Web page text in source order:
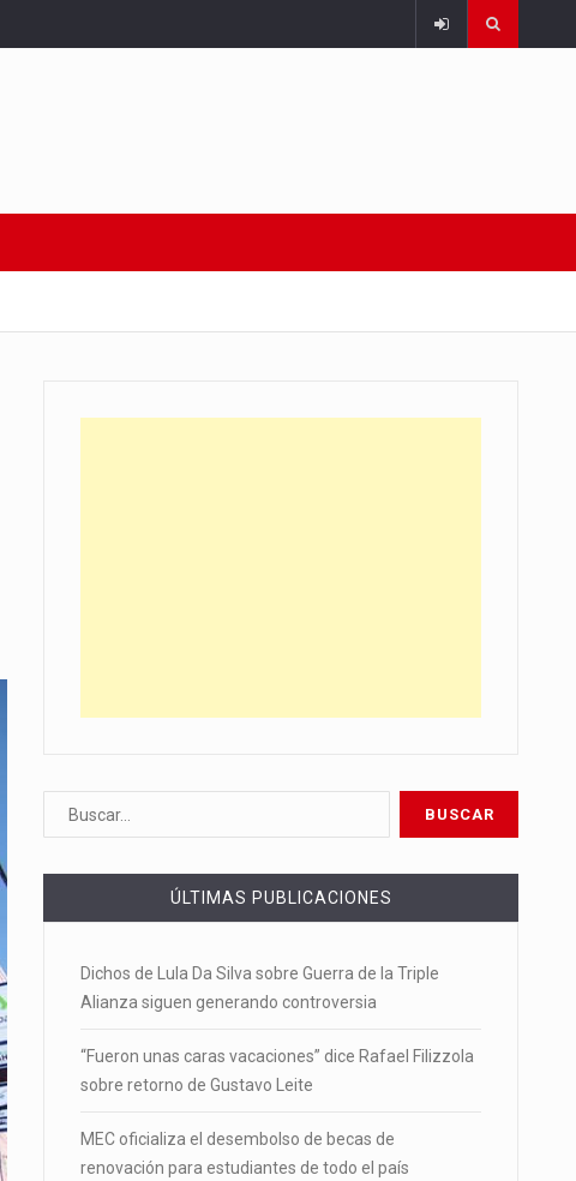
ÚLTIMAS PUBLICACIONES
Dichos de Lula Da Silva sobre Guerra de la Triple
Alianza siguen generando controversia
“Fueron unas caras vacaciones” dice Rafael Filizzola
sobre retorno de Gustavo Leite
MEC oficializa el desembolso de becas de
renovación para estudiantes de todo el país